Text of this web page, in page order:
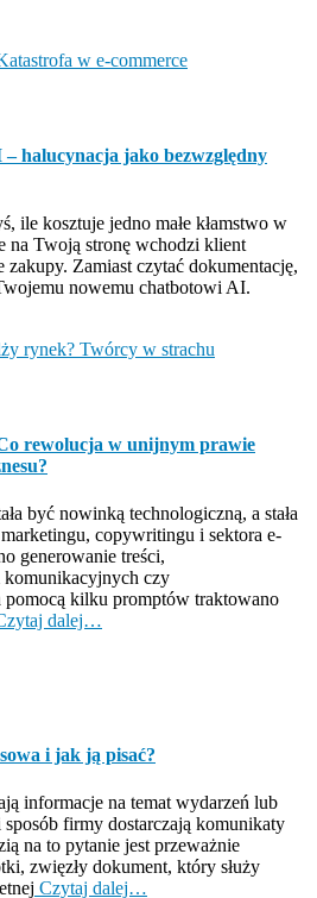
halucynacja jako bezwzględny
ile kosztuje jedno małe kłamstwo w
na Twoją stronę wchodzi klient
Zamiast czytać dokumentację,
nowemu chatbotowi AI.
rewolucja w unijnym prawie
być nowinką technologiczną, a stała
copywritingu i sektora e-
generowanie treści,
komunikacyjnych czy
kilku promptów traktowano
dalej…
i jak ją pisać?
informacje na temat wydarzeń lub
firmy dostarczają komunikaty
na to pytanie jest przeważnie
zwięzły dokument, który służy
Czytaj dalej…